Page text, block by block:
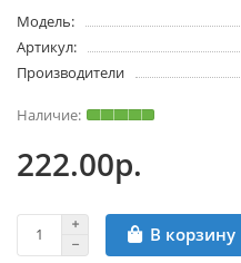
Модель:
Артикул:
Производители
222.00р.
В корзину